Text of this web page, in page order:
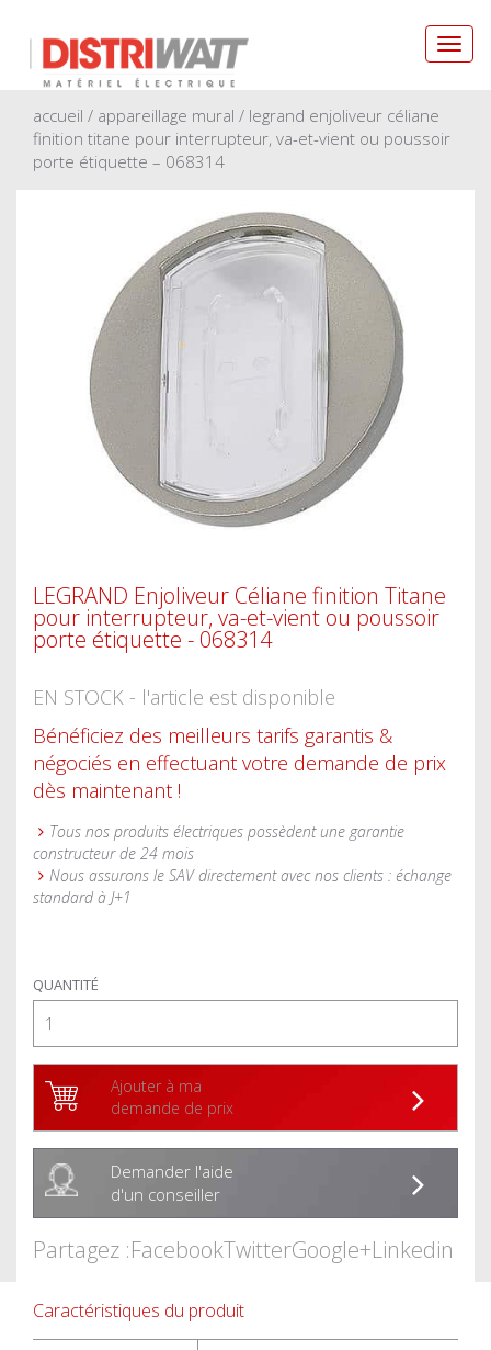
accueil / appareillage mural / legrand enjoliveur céliane
finition titane pour interrupteur, va-et-vient ou poussoir
porte étiquette – 068314
LEGRAND Enjoliveur Céliane finition Titane
pour interrupteur, va-et-vient ou poussoir
porte étiquette - 068314
EN STOCK - l'article est disponible
Bénéficiez des meilleurs tarifs garantis &
négociés en effectuant votre demande de prix
dès maintenant !
Tous nos produits électriques possèdent une garantie
constructeur de 24 mois
Nous assurons le SAV directement avec nos clients : échange
standard à J+1
QUANTITÉ
Ajouter à ma
demande de prix
Demander l'aide
d'un conseiller
Partagez :FacebookTwitterGoogle+Linkedin
Caractéristiques du produit